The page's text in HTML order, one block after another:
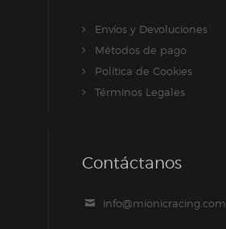
Envíos y Devoluciones
Métodos de pago
Política de Cookies
Términos Legales
Contáctanos
info@mionicracing.com